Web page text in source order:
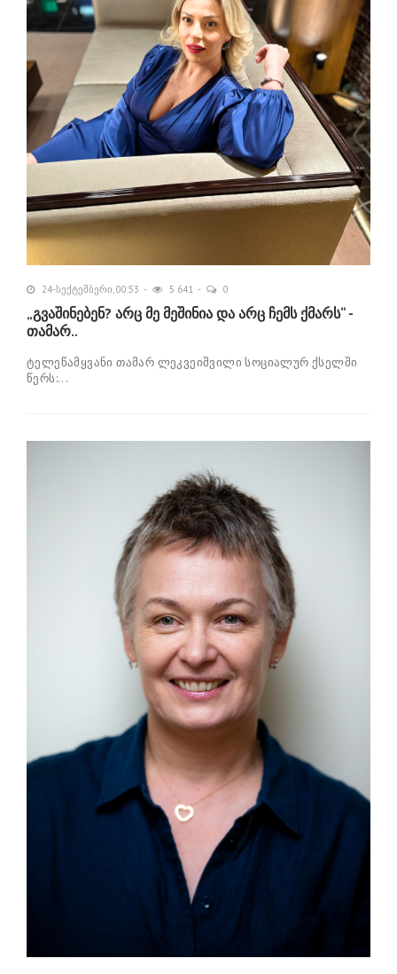
24-სექტემბერი, 00:53 5 641 0
„გვაშინებენ? არც მე მეშინია და არც ჩემს ქმარს“ -
თამარ..
ტელეწამყვანი თამარ ლეკვეიშვილი სოციალურ ქსელში
წერს:...